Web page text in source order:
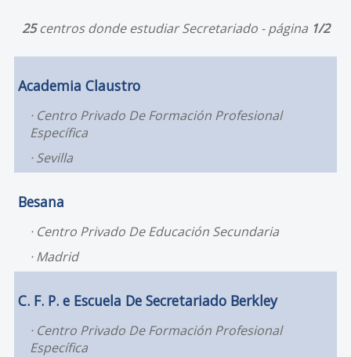
25centros donde estudiar Secretariado - página 1/2
Academia Claustro
Centro Privado De Formación Profesional
Específica
Sevilla
Besana
Centro Privado De Educación Secundaria
Madrid
C. F. P. e Escuela De Secretariado Berkley
Centro Privado De Formación Profesional
Específica